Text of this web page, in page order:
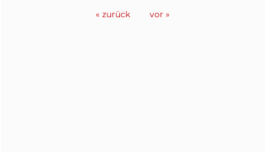
« zurück vor »